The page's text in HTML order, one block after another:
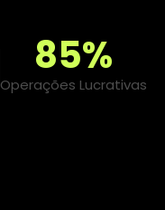
85%
Operações Lucrativas